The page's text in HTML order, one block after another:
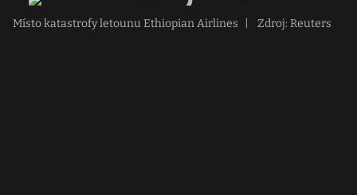
Místo katastrofy letounu Ethiopian Airlines Zdroj: Reuters